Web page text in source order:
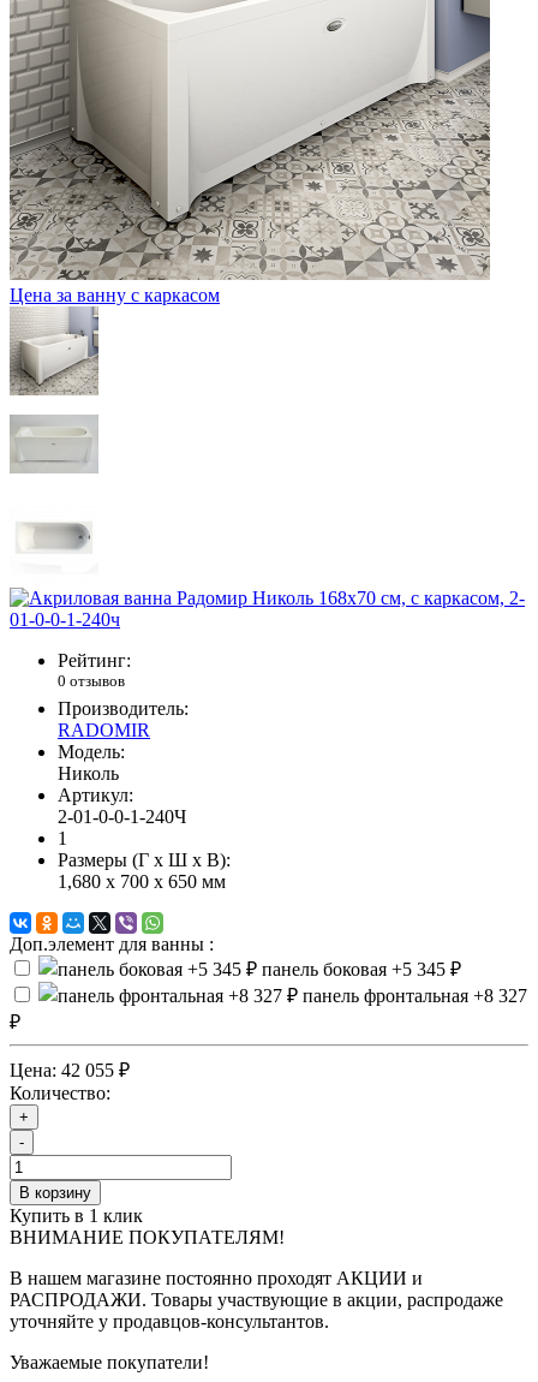
Цена за ванну с каркасом
Рейтинг:
0 отзывов
Производитель:
RADOMIR
Модель:
Николь
Артикул:
2-01-0-0-1-240Ч
1
Размеры (Г x Ш x В):
1,680 x 700 x 650 мм
Доп.элемент для ванны :
панель боковая +5 345 ₽
панель фронтальная +8 327
₽
Цена: 42 055 ₽
Количество:
+
-
В корзину
Купить в 1 клик
ВНИМАНИЕ ПОКУПАТЕЛЯМ!
В нашем магазине постоянно проходят АКЦИИ и
РАСПРОДАЖИ. Товары участвующие в акции, распродаже
уточняйте у продавцов-консультантов.
Уважаемые покупатели!